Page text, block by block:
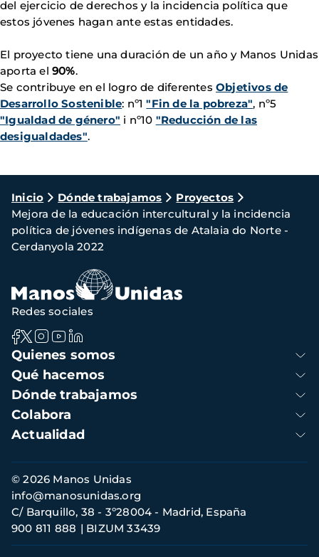
del ejercicio de derechos y la incidencia política que
estos jóvenes hagan ante estas entidades.
El proyecto tiene una duración de un año y Manos Unidas
aporta el 90%.
Se contribuye en el logro de diferentes Objetivos de
Desarrollo Sostenible: nº1"Fin de la pobreza", nº5
"Igualdad de género" i nº10 "Reducción de las
desigualdades".
Ruta
de
navegación
Inicio Dónde trabajamos
Proyectos
Mejora de la educación intercultural y la incidencia
política de jóvenes indígenas de Atalaia do Norte -
Cerdanyola 2022
Navegación
principal
Quienes somos
Qué hacemos
Dónde trabajamos
Colabora
Actualidad
Redes sociales
Información
de
contacto
© 2026 Manos Unidas
C/ Barquillo, 38 - 3º28004 - Madrid, España
900 811 888
BIZUM 33439
info@manosunidas.org